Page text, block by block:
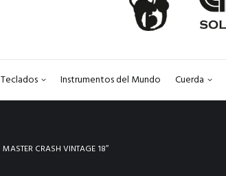
Teclados Instrumentos del Mundo Cuerda
MASTER CRASH VINTAGE 18″